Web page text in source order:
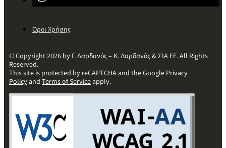
Όροι Χρήσης
© Copyright 2026 by Γ. Δαρδανός – Κ. Δαρδανός & ΣΙΑ ΕΕ. All Rights
Reserved.
This site is protected by reCAPTCHA and the GooglePrivacy
Policyand Terms of Serviceapply.